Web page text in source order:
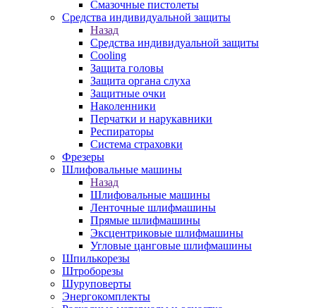
Смазочные пистолеты
Средства индивидуальной защиты
Назад
Средства индивидуальной защиты
Cooling
Защита головы
Защита органа слуха
Защитные очки
Наколенники
Перчатки и нарукавники
Респираторы
Система страховки
Фрезеры
Шлифовальные машины
Назад
Шлифовальные машины
Ленточные шлифмашины
Прямые шлифмашины
Эксцентриковые шлифмашины
Угловые цанговые шлифмашины
Шпилькорезы
Штроборезы
Шуруповерты
Энергокомплекты